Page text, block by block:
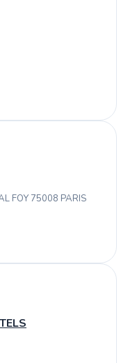
FOY 75008 PARIS